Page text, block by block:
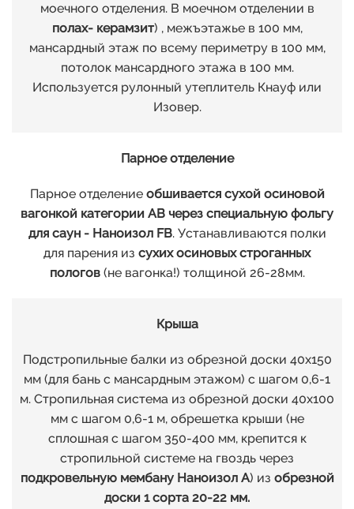
моечного отделения. В моечном отделении в
полах- керамзит) , межъэтажье в 100 мм,
мансардный этаж по всему периметру в 100 мм,
потолок мансардного этажа в 100 мм.
Используется рулонный утеплитель Кнауф или
Изовер.
Парное отделение
Парное отделение обшивается сухой осиновой
вагонкой категории АВ через специальную фольгу
для саун - Наноизол FB. Устанавливаются полки
для парения из сухих осиновых строганных
пологов (не вагонка!) толщиной 26-28мм.
Крыша
Подстропильные балки из обрезной доски 40х150
мм (для бань с мансардным этажом) с шагом 0,6-1
м. Стропильная система из обрезной доски 40х100
мм с шагом 0,6-1 м, обрешетка крыши (не
сплошная с шагом 350-400 мм, крепится к
стропильной системе на гвоздь через
подкровельную мембану Наноизол А) из обрезной
доски 1 сорта 20-22 мм.